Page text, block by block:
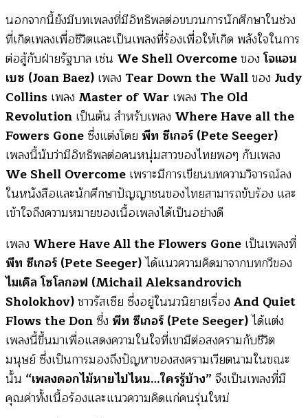
นอกจากนี้ยังมีบทเพลงที่มีอิทธิพลต่อขบวนการนักศึกษาในช่วง
ที่เกิดเพลงเพื่อชีวิตและเป็นเพลงที่ร้องเพื่อให้เกิด พลังใจในการ
ต่อสู้กับฝ่ายรัฐบาล เช่น We Shell Overcomeของ โจแอน
เบซ (Joan Baez) เพลง Tear Down the Wallของ Judy
Collins เพลง Master of War เพลง The Old
Revolution เป็นต้น สำหรับเพลง Where Have all the
Fowers Goneซึ่งแต่งโดย พีท ซีเกอร์ (Pete Seeger)
เพลงนี้นับว่ามีอิทธิพลต่อคนหนุ่มสาวของไทยพอๆ กับเพลง
We Shell Overcome เพราะมีการเขียนบทความวิจารณ์ลง
ในหนังสือและนักศึกษาปัญญาชนของไทยสามารถขับร้อง และ
เข้าใจถึงความหมายของเนื้อเพลงได้เป็นอย่างดี
เพลง Where Have All the Flowers Gone เป็นเพลงที่
พีท ซีเกอร์ (Pete Seeger)ได้แนวความคิดมาจากบทกวีของ
ไมเคิล โซโลกอฟ (Michail Aleksandrovich
Sholokhov)ชาวรัสเซีย ซึ่งอยู่ในนวนิยายเรื่อง And Quiet
Flows the Donซึ่ง พีท ซีเกอร์ (Pete Seeger)ได้แต่ง
เพลงนี้ขึ้นมาเพื่อแสดงความในใจที่เขามีต่อสงครามกับชีวิต
มนุษย์ ซึ่งเป็นการมองถึงปัญหาของสงครามเวียตนามในขณะ
นั้น “เพลงดอกไม้หายไปไหน…ใครรู้บ้าง”จึงเป็นเพลงที่มี
คุณค่าทั้งเนื้อร้องและแนวความคิดแก่คนรุ่นใหม่